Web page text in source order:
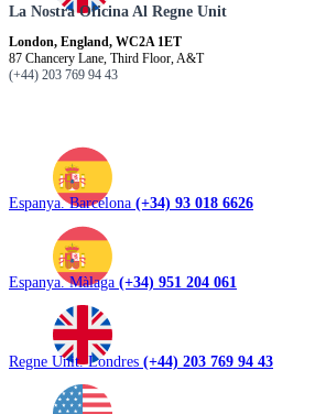
La Nostra Oficina Al Regne Unit
London, England, WC2A 1ET
87 Chancery Lane, Third Floor, A&T
(+44) 203 769 94 43
Espanya. Barcelona (+34) 93 018 6626
Espanya. Màlaga (+34) 951 204 061
Regne Unit. Londres (+44) 203 769 94 43